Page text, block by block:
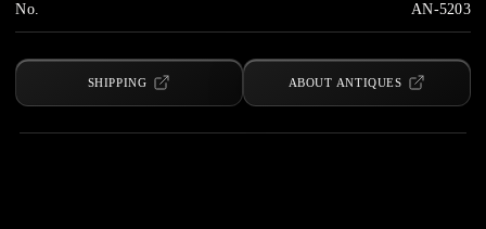
No. AN-5203
SHIPPING ABOUT ANTIQUES